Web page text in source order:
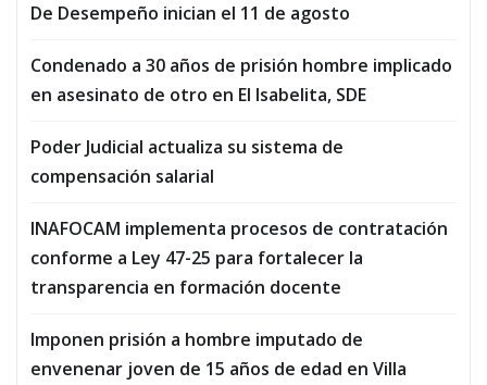
De Desempeño inician el 11 de agosto
Condenado a 30 años de prisión hombre implicado
en asesinato de otro en El Isabelita, SDE
Poder Judicial actualiza su sistema de
compensación salarial
INAFOCAM implementa procesos de contratación
conforme a Ley 47-25 para fortalecer la
transparencia en formación docente
Imponen prisión a hombre imputado de
envenenar joven de 15 años de edad en Villa